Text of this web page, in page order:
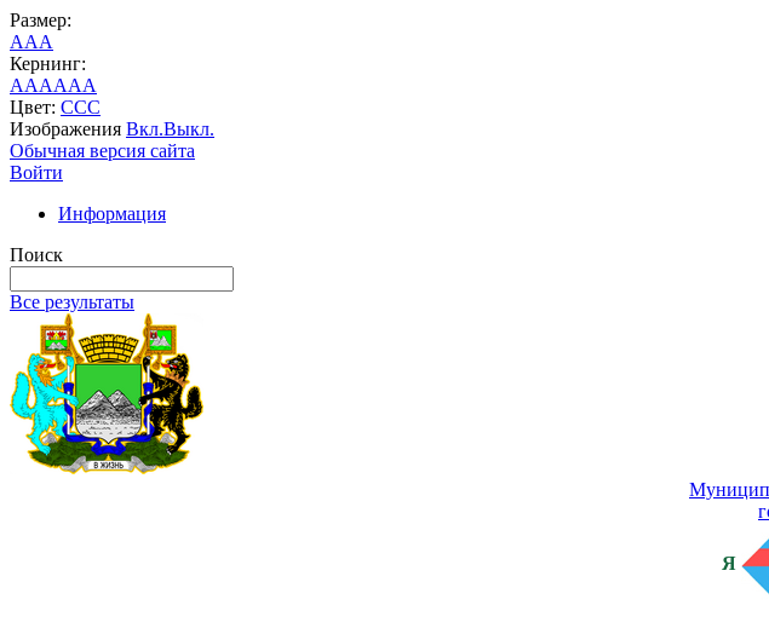
Размер:
AAA
Кернинг:
AAAAAA
Цвет: CCC
Изображения Вкл.Выкл.
Обычная версия сайта
Войти
Информация
Поиск
Все результаты
Я